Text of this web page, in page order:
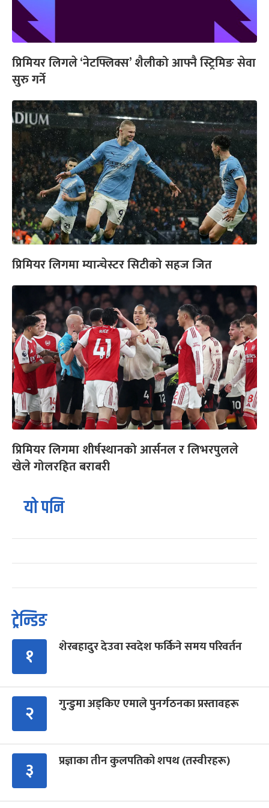
प्रिमियर लिगले ‘नेटफ्लिक्स’ शैलीको आफ्नै स्ट्रिमिङ सेवा
सुरु गर्ने
प्रिमियर लिगमा म्यान्चेस्टर सिटीको सहज जित
प्रिमियर लिगमा शीर्षस्थानको आर्सनल र लिभरपुलले
खेले गोलरहित बराबरी
यो पनि
ट्रेन्डिङ
१ शेरबहादुर देउवा स्वदेश फर्किने समय परिवर्तन
२ गुन्डुमा अड्किए एमाले पुनर्गठनका प्रस्तावहरू
३ प्रज्ञाका तीन कुलपतिको शपथ (तस्वीरहरू)